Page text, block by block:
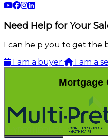
Need Help for Your
I can help you to get the
I am a buyer
I am a
Mortgage